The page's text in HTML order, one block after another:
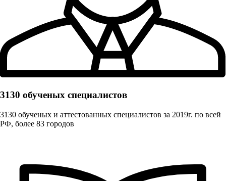
3130 обученых cпециалистов
3130 обученых и аттестованных специалистов за 2019г. по всей
РФ, более 83 городов